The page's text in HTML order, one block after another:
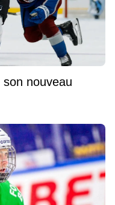
nouveau